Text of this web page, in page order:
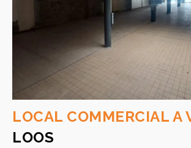
LOCAL COMMERCIAL A
LOOS